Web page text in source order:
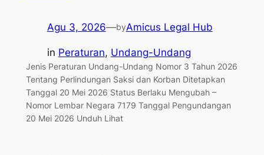
Agu 3, 2026—byAmicus Legal Hub
in Peraturan, Undang-Undang
Jenis Peraturan Undang-Undang Nomor 3 Tahun 2026
Tentang Perlindungan Saksi dan Korban Ditetapkan
Tanggal 20 Mei 2026 Status Berlaku Mengubah –
Nomor Lembar Negara 7179 Tanggal Pengundangan
20 Mei 2026 Unduh Lihat